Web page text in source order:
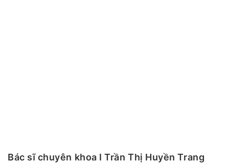
Bác sĩ chuyên khoa I Trần Thị Huyền Trang